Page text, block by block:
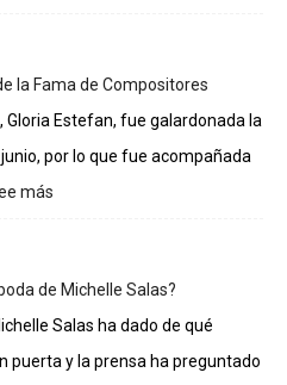
los
integrantes
La
la Fama de Compositores
Gloria Estefan, fue galardonada la
por lo que fue acompañada
más
al
Salón
la
de Michelle Salas?
Salas ha dado de qué
puerta y la prensa ha preguntado